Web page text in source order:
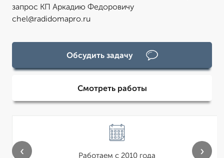
запрос КП Аркадию Федоровичу
chel@radidomapro.ru
Обсудить задачу
Смотреть работы
Работаем с 2010 года
‹ ›